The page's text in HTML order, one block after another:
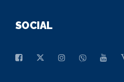
SOCIAL